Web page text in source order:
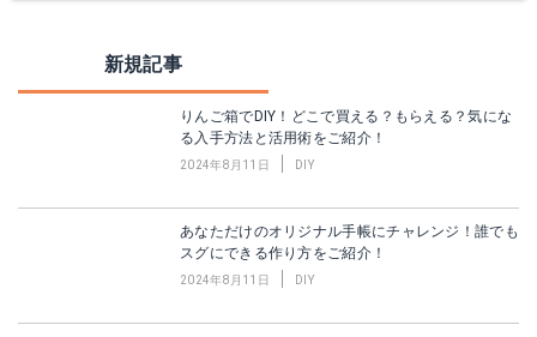
新規記事
りんご箱でDIY！どこで買える？もらえる？気にな
る入手方法と活用術をご紹介！
2024年8月11日 DIY
あなただけのオリジナル手帳にチャレンジ！誰でも
スグにできる作り方をご紹介！
2024年8月11日 DIY